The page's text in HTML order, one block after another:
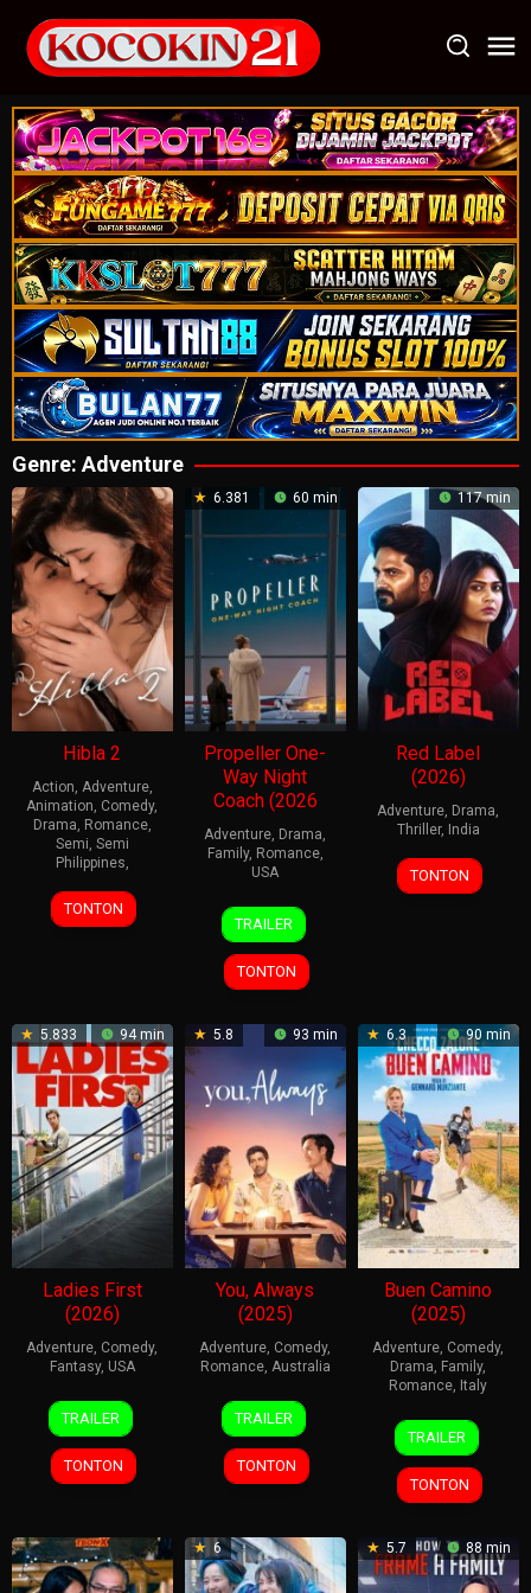
konten
Genre: Adventure
Hibla 2
Action, Adventure,
Animation, Comedy,
Drama, Romance,
Semi, Semi
Philippines,
TONTON
6.381 60 min
Propeller One-
Way Night
Coach (2026
Adventure, Drama,
Family, Romance,
USA
15
May
2026
John
Travolta
TRAILER
TONTON
117 min
Red Label
(2026)
Adventure, Drama,
Thriller, India
6
Feb
K
R
TONTON
5.833 94 min
Ladies First
(2026)
Adventure, Comedy,
Fantasy, USA
21
May
2026
Thea
Sharrock
TRAILER
TONTON
5.8 93 min
You, Always
(2025)
Adventure, Comedy,
Romance, Australia
1
May
2026
Christine
Luby
TRAILER
TONTON
6.3 90 min
Buen Camino
(2025)
Adventure, Comedy,
Drama, Family,
Romance, Italy
25
Dec
2025
Gennaro
Nunziante
TRAILER
TONTON
6 5.7 88 min